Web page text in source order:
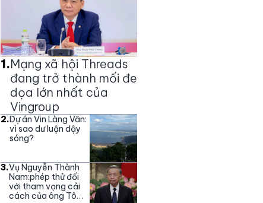
1.Mạng xã hội Threads
đang trở thành mối đe
dọa lớn nhất của
Vingroup
2.Dự án Vin Làng Vân:
vì sao dư luận dậy
sóng?
3.Vụ Nguyễn Thành
Nam:phép thử đối
với tham vọng cải
cách của ông Tô